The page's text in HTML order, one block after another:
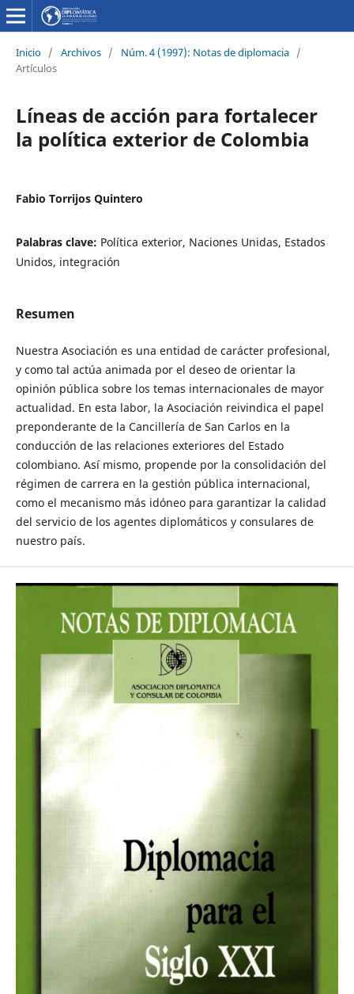
Inicio / Archivos / Núm. 4 (1997): Notas de diplomacia /
Artículos
Líneas de acción para fortalecer
la política exterior de Colombia
Fabio Torrijos Quintero
Palabras clave: Política exterior, Naciones Unidas, Estados
Unidos, integración
Resumen
Nuestra Asociación es una entidad de carácter profesional,
y como tal actúa animada por el deseo de orientar la
opinión pública sobre los temas internacionales de mayor
actualidad. En esta labor, la Asociación reivindica el papel
preponderante de la Cancillería de San Carlos en la
conducción de las relaciones exteriores del Estado
colombiano. Así mismo, propende por la consolidación del
régimen de carrera en la gestión pública internacional,
como el mecanismo más idóneo para garantizar la calidad
del servicio de los agentes diplomáticos y consulares de
nuestro país.